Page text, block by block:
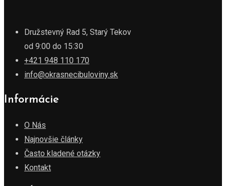
Družstevný Rad 5, Starý Tekov
od 9:00 do 15:30
+421 948 110 170
info@okrasnecibuloviny.sk
Informácie
O Nás
Najnovšie články
Často kladené otázky
Kontakt